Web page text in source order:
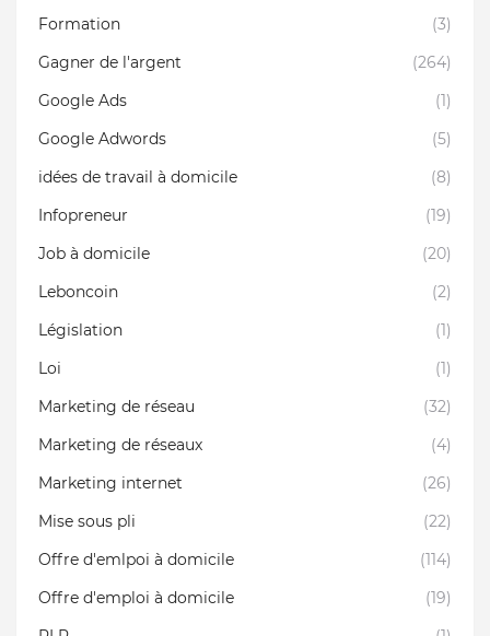
Formation
(3)
Gagner de l'argent
(264)
Google Ads
(1)
Google Adwords
(5)
idées de travail à domicile
(8)
Infopreneur
(19)
Job à domicile
(20)
Leboncoin
(2)
Législation
(1)
Loi
(1)
Marketing de réseau
(32)
Marketing de réseaux
(4)
Marketing internet
(26)
Mise sous pli
(22)
Offre d'emlpoi à domicile
(114)
Offre d'emploi à domicile
(19)